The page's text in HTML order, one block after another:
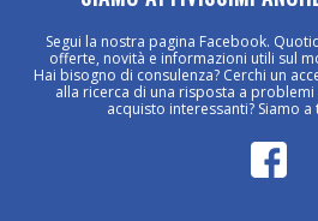
Segui la nostra pagina Facebook.
offerte, novità e informazioni utili sul
Hai bisogno di consulenza? Cerchi un
alla ricerca di una risposta a
acquisto interessanti? Siamo